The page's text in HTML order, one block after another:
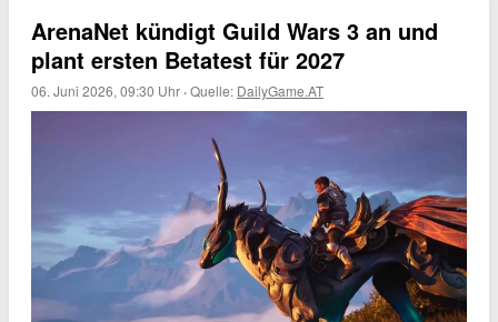
ArenaNet kündigt Guild Wars 3 an und
plant ersten Betatest für 2027
06. Juni 2026, 09:30 Uhr ·Quelle: DailyGame.AT